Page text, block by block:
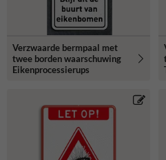
Verzwaarde bermpaal met
twee borden waarschuwing
Eikenprocessierups